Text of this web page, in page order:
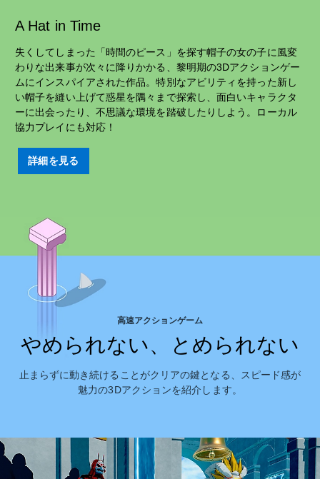
A Hat in Time
失くしてしまった「時間のピース」を探す帽子の女の子に風変
わりな出来事が次々に降りかかる、黎明期の3Dアクションゲー
ムにインスパイアされた作品。特別なアビリティを持った新し
い帽子を縫い上げて惑星を隅々まで探索し、面白いキャラクタ
ーに出会ったり、不思議な環境を踏破したりしよう。ローカル
協力プレイにも対応！
詳細を見る
高速アクションゲーム
やめられない、とめられない
止まらずに動き続けることがクリアの鍵となる、スピード感が
魅力の3Dアクションを紹介します。